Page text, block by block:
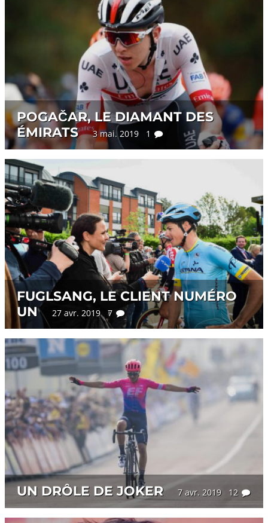
POGAČAR, LE DIAMANT DES
ÉMIRATS
3 mai. 2019 1
FUGLSANG, LE CLIENT NUMÉRO
UN
27 avr. 2019 7
UN DRÔLE DE JOKER 7 avr. 2019 12